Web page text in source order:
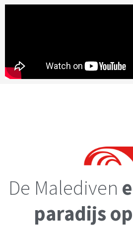
De Malediven
paradijs